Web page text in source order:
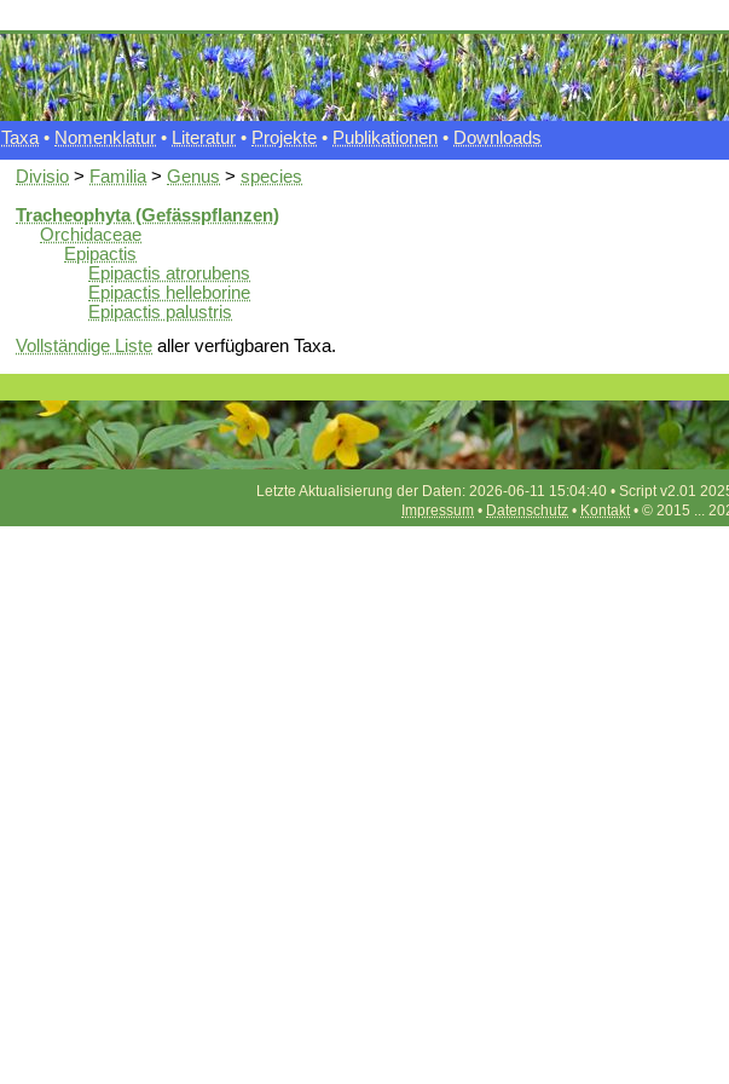
Taxa • Nomenklatur • Literatur • Projekte • Publikationen • Downloads
Divisio > Familia > Genus > species
Tracheophyta (Gefässpflanzen)
Orchidaceae
Epipactis
Epipactis atrorubens
Epipactis helleborine
Epipactis palustris
Vollständige Liste aller verfügbaren Taxa.
Letzte Aktualisierung der Daten: 2026-06-11 15:04:40 • Script v2.01
Impressum • Datenschutz • Kontakt• © 2015 ...